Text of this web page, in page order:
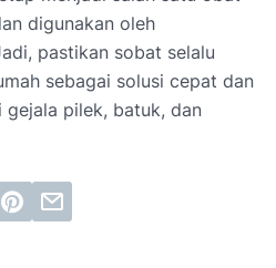
digunakan oleh
pastikan sobat selalu
sebagai solusi cepat dan
pilek, batuk, dan